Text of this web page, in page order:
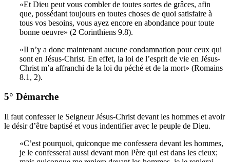
«Et Dieu peut vous combler de toutes sortes de grâces, afin
que, possédant toujours en toutes choses de quoi satisfaire à
tous vos besoins, vous ayez encore en abondance pour toute
bonne oeuvre» (2 Corinthiens 9.8).
«Il n’y a donc maintenant aucune condamnation pour ceux qui
sont en Jésus-Christ. En effet, la loi de l’esprit de vie en Jésus-
Christ m’a affranchi de la loi du péché et de la mort» (Romains
8.1, 2).
5° Démarche
Il faut confesser le Seigneur Jésus-Christ devant les hommes et avoir
le désir d’être baptisé et vous indentifier avec le peuple de Dieu.
«C’est pourquoi, quiconque me confessera devant les hommes,
je le confesserai aussi devant mon Père qui est dans les cieux;